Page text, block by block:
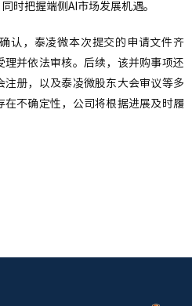
时把握端侧AI市场发展机遇。
认，泰凌微本次提交的申请文件齐
并依法审核。后续，该并购事项还
注册，以及泰凌微股东大会审议等多
在不确定性，公司将根据进展及时履